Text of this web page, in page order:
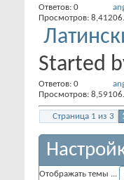
Ответов: 0
Просмотров: 8,412
Started
Ответов: 0
Просмотров: 8,591
Страница 1 из 3
Отображать темы ...